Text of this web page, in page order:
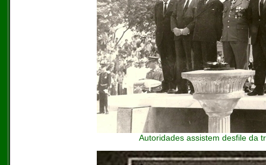
Autoridades assistem desfile da